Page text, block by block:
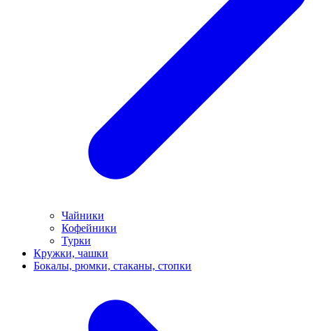
Чайники
Кофейники
Турки
Кружки, чашки
Бокалы, рюмки, стаканы, стопки